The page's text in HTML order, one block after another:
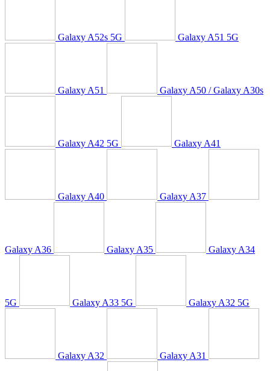
Galaxy A52s 5G Galaxy A51 5G
Galaxy A51 Galaxy A50 / Galaxy A30s
Galaxy A42 5G Galaxy A41
Galaxy A40 Galaxy A37
Galaxy A36 Galaxy A35 Galaxy A34
5G Galaxy A33 5G Galaxy A32 5G
Galaxy A32 Galaxy A31